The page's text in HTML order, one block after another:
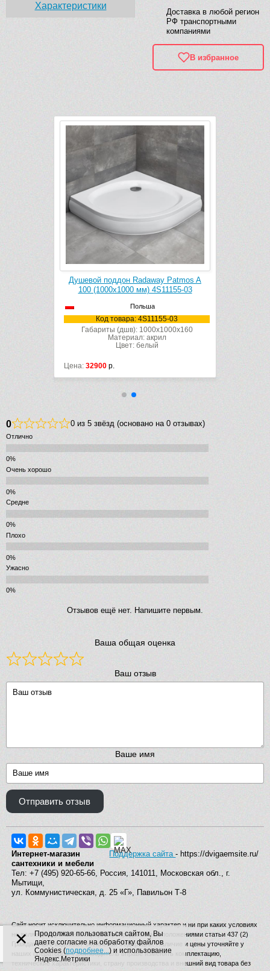
Доставка в любой регион
РФ транспортными
компаниями
В избранное
Характеристики
Душевой поддон Radaway Patmos A
100 (1000х1000 мм) 4S11155-03
Польша
Код товара: 4S11155-03
Габариты (дшв): 1000x1000x160
Материал: акрил
Цвет: белый
Цена: 32900 р.
0 0 из 5 звёзд (основано на 0 отзывах)
Отлично
Очень хорошо
Средне
Плохо
Ужасно
Отзывов ещё нет. Напишите первым.
Ваша общая оценка
Ваш отзыв
Ваше имя
Отправить отзыв
Поддержка сайта- https://dvigaemsite.ru/
Интернет-магазин
сантехники и мебели
Тел: +7 (495) 920-65-66, Россия, 141011, Московская обл., г.
Мытищи,
ул. Коммунистическая, д. 25 «Г», Павильон Т-8
Сайт носит исключительно информационный характер и ни при каких условиях
не является публичной офертой, определяемой положениями статьи 437 (2)
Гражданского кодекса Российской Федерации. Наличие и цены уточняйте у
наших операторов. Производитель вправе изменять комплектацию,
технические характеристики, страну производства и внешний вид товара без
×
Продолжая пользоваться сайтом, Вы
даете согласие на обработку файлов
Cookies (подробнее...) и использование
Яндекс.Метрики